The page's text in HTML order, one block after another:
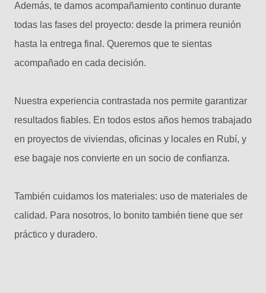
Además, te damos acompañamiento continuo durante
todas las fases del proyecto: desde la primera reunión
hasta la entrega final. Queremos que te sientas
acompañado en cada decisión.
Nuestra experiencia contrastada nos permite garantizar
resultados fiables. En todos estos años hemos trabajado
en proyectos de viviendas, oficinas y locales en Rubí, y
ese bagaje nos convierte en un socio de confianza.
También cuidamos los materiales: uso de materiales de
calidad. Para nosotros, lo bonito también tiene que ser
práctico y duradero.